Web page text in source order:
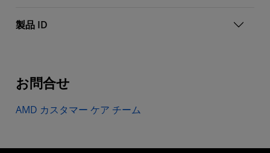
製品 ID
お問合せ
AMD カスタマー ケア チーム